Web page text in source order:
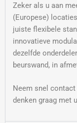
Zeker als u aan
(Europese)
juiste flexibele
innovatieve
dezelfde
beurswand, in
Neem snel
denken graag met